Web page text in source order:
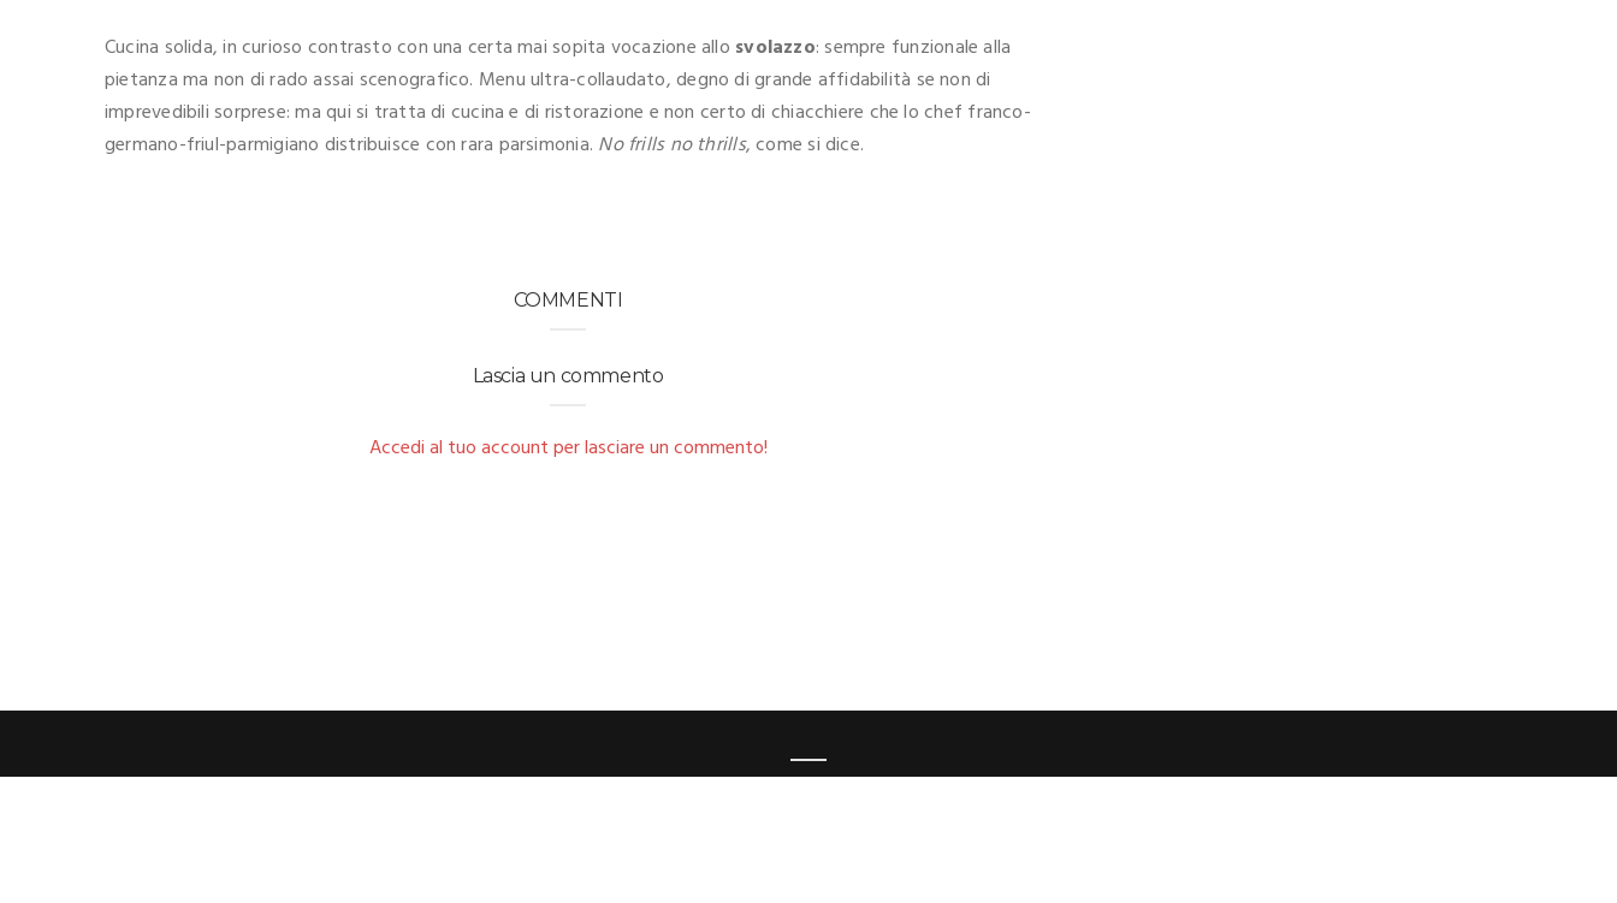
Cucina solida, in curioso contrasto con una certa mai sopita vocazione allo svolazzo: sempre funzionale alla
pietanza ma non di rado assai scenografico. Menu ultra-collaudato, degno di grande affidabilità se non di
imprevedibili sorprese: ma qui si tratta di cucina e di ristorazione e non certo di chiacchiere che lo chef franco-
germano-friul-parmigiano distribuisce con rara parsimonia. No frills no thrills, come si dice.
COMMENTI
Lascia un commento
Accedi al tuo account per lasciare un commento!